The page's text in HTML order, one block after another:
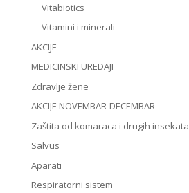
Vitabiotics
Vitamini i minerali
AKCIJE
MEDICINSKI UREDAJI
Zdravlje žene
AKCIJE NOVEMBAR-DECEMBAR
Zaštita od komaraca i drugih insekata
Salvus
Aparati
Respiratorni sistem